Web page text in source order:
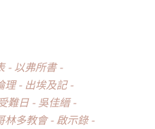
以弗所書
理
出埃及記
難日
吳佳縉
林多教會
啟示錄